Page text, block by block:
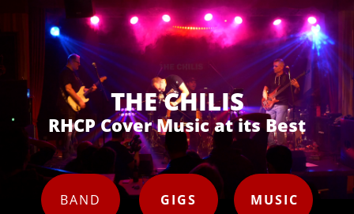
THE CHILIS
RHCP Cover Music at its Best
BAND GIGS MUSIC